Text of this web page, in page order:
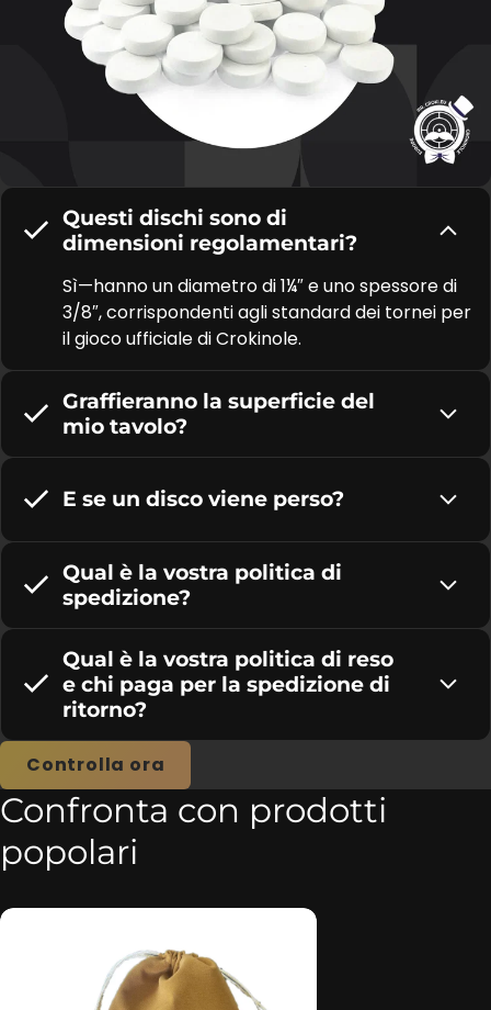
Questi dischi sono di
dimensioni regolamentari?
Sì—hanno un diametro di 1¼″ e uno spessore di
3/8″, corrispondenti agli standard dei tornei per
il gioco ufficiale di Crokinole.
Graffieranno la superficie del
mio tavolo?
E se un disco viene perso?
Qual è la vostra politica di
spedizione?
Qual è la vostra politica di reso
e chi paga per la spedizione di
ritorno?
Controlla ora
Confronta con prodotti
popolari